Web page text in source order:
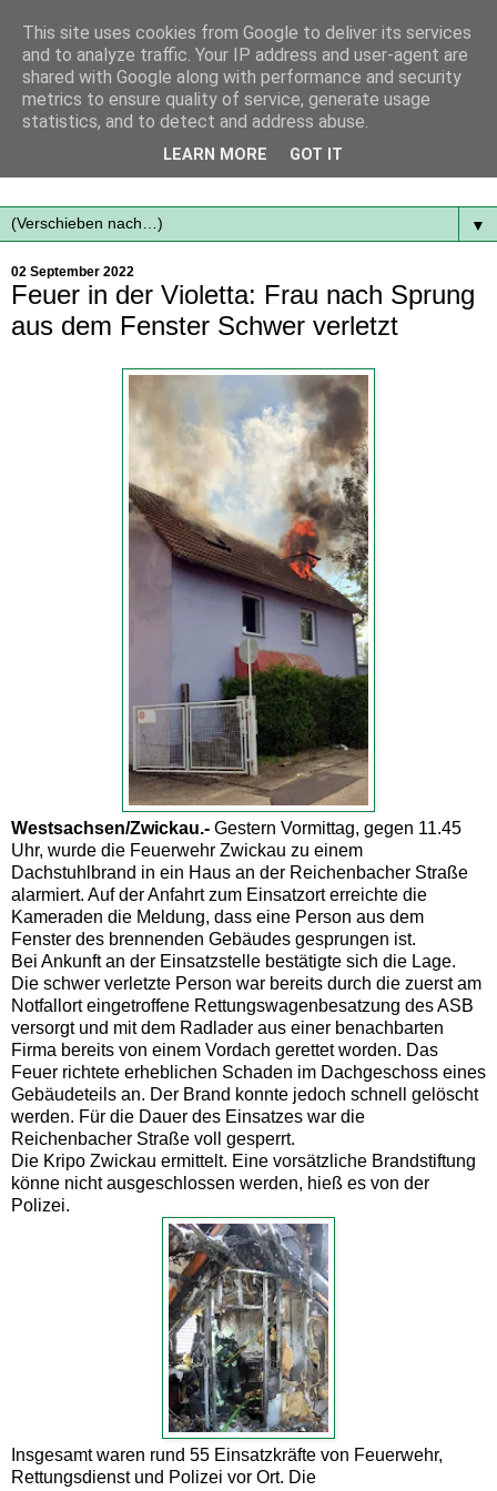
Mit frischen Themen aus der Region immer auf dem
▼
02 September 2022
Feuer in der Violetta: Frau nach Sprung
aus dem Fenster Schwer verletzt
Westsachsen/Zwickau.- Gestern Vormittag, gegen 11.45
Uhr, wurde die Feuerwehr Zwickau zu einem
Dachstuhlbrand in ein Haus an der Reichenbacher Straße
alarmiert. Auf der Anfahrt zum Einsatzort erreichte die
Kameraden die Meldung, dass eine Person aus dem
Fenster des brennenden Gebäudes gesprungen ist.
Bei Ankunft an der Einsatzstelle bestätigte sich die Lage.
Die schwer verletzte Person war bereits durch die zuerst am
Notfallort eingetroffene Rettungswagenbesatzung des ASB
versorgt und mit dem Radlader aus einer benachbarten
Firma bereits von einem Vordach gerettet worden. Das
Feuer richtete erheblichen Schaden im Dachgeschoss eines
Gebäudeteils an. Der Brand konnte jedoch schnell gelöscht
werden. Für die Dauer des Einsatzes war die
Reichenbacher Straße voll gesperrt.
Die Kripo Zwickau ermittelt. Eine vorsätzliche Brandstiftung
könne nicht ausgeschlossen werden, hieß es von der
Polizei.
Insgesamt waren rund 55 Einsatzkräfte von Feuerwehr,
Rettungsdienst und Polizei vor Ort. Die
This site uses cookies from Google to deliver its services
and to analyze traffic. Your IP address and user-agent are
shared with Google along with performance and security
metrics to ensure quality of service, generate usage
statistics, and to detect and address abuse.
LEARN MORE GOT IT